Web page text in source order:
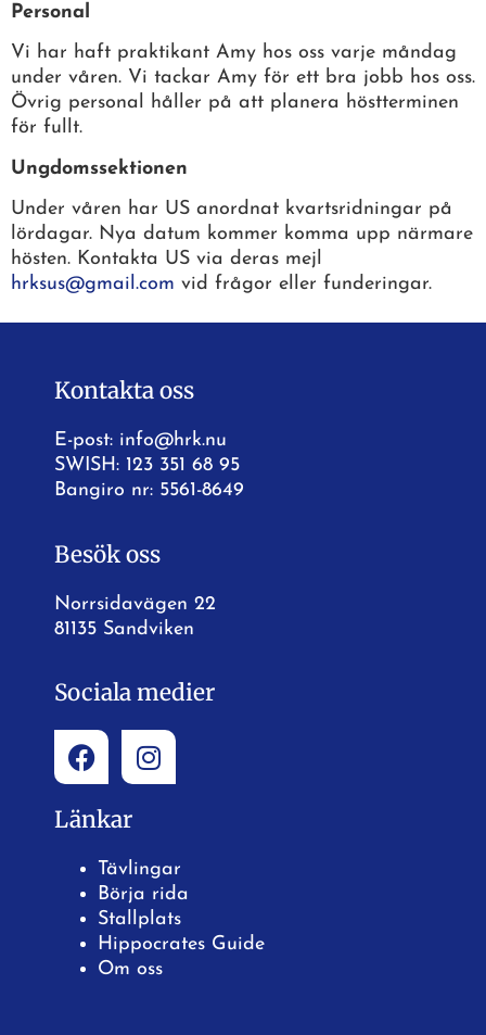
Personal
Vi har haft praktikant Amy hos oss varje måndag
under våren. Vi tackar Amy för ett bra jobb hos oss.
Övrig personal håller på att planera höstterminen
för fullt.
Ungdomssektionen
Under våren har US anordnat kvartsridningar på
lördagar. Nya datum kommer komma upp närmare
hösten. Kontakta US via deras mejl
hrksus@gmail.com vid frågor eller funderingar.
Kontakta oss
E-post: info@hrk.nu
SWISH: 123 351 68 95
Bangiro nr: 5561-8649
Besök oss
Norrsidavägen 22
81135 Sandviken
Sociala medier
Länkar
Tävlingar
Börja rida
Stallplats
Hippocrates Guide
Om oss